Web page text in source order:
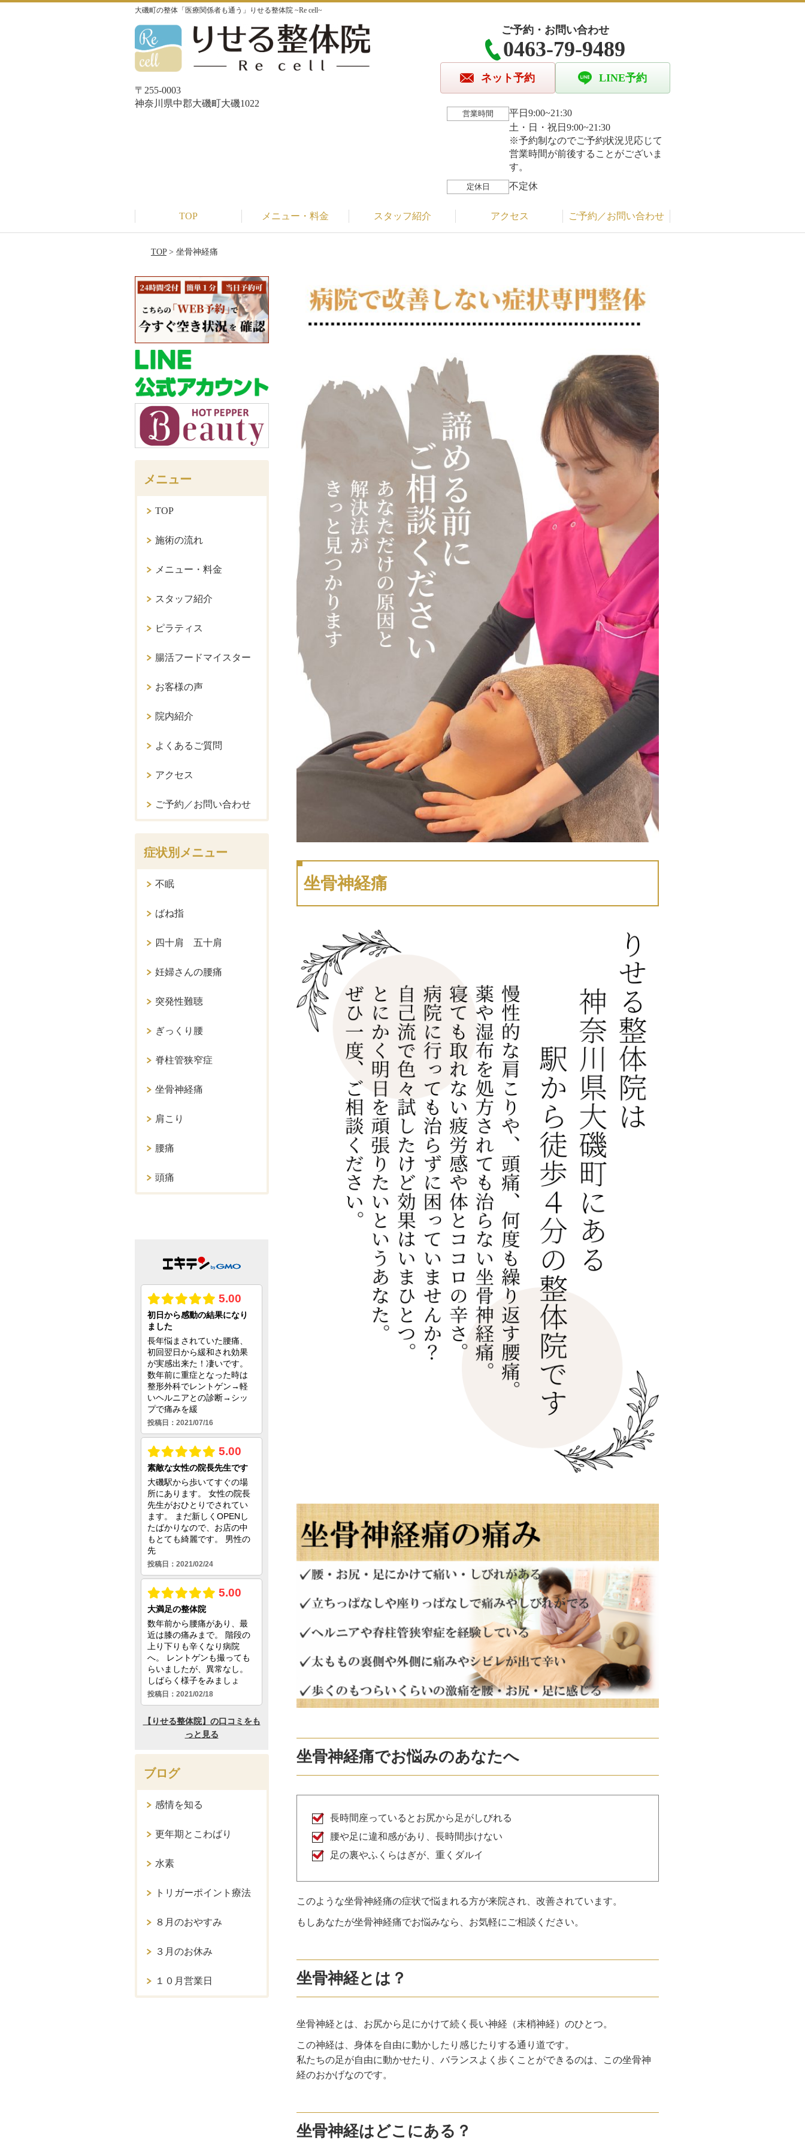
大磯町の整体「医療関係者も通う」りせる整体院 ~Re cell~
〒255-0003
神奈川県中郡大磯町大磯1022
ご予約・お問い合わせ
0463-79-9489
ネット予約 LINE予約
営業時間
平日9:00~21:30
土・日・祝日9:00~21:30
※予約制なのでご予約状況児応じて
営業時間が前後することがございま
す。
定休日 不定休
TOP メニュー・料金 スタッフ紹介 アクセス ご予約／お問い合わせ
TOP> 坐骨神経痛
坐骨神経痛
坐骨神経痛でお悩みのあなたへ
長時間座っているとお尻から足がしびれる
腰や足に違和感があり、長時間歩けない
足の裏やふくらはぎが、重くダルイ
このような坐骨神経痛の症状で悩まれる方が来院され、改善されています。
もしあなたが坐骨神経痛でお悩みなら、お気軽にご相談ください。
坐骨神経とは？
坐骨神経とは、 お尻から足にかけて続く長い神経 （末梢神経）のひとつ。
この神経は、身体を自由に動かしたり感じたりする通り道です。
私たちの足が自由に動かせたり、バランスよく歩くことができるのは、この坐骨神
経のおかげなのです。
坐骨神経はどこにある？
メニュー
TOP
施術の流れ
メニュー・料金
スタッフ紹介
ピラティス
腸活フードマイスター
お客様の声
院内紹介
よくあるご質問
アクセス
ご予約／お問い合わせ
症状別メニュー
不眠
ばね指
四十肩 五十肩
妊婦さんの腰痛
突発性難聴
ぎっくり腰
脊柱管狭窄症
坐骨神経痛
肩こり
腰痛
頭痛
ブログ
感情を知る
更年期とこわばり
水素
トリガーポイント療法
８月のおやすみ
３月のお休み
１０月営業日